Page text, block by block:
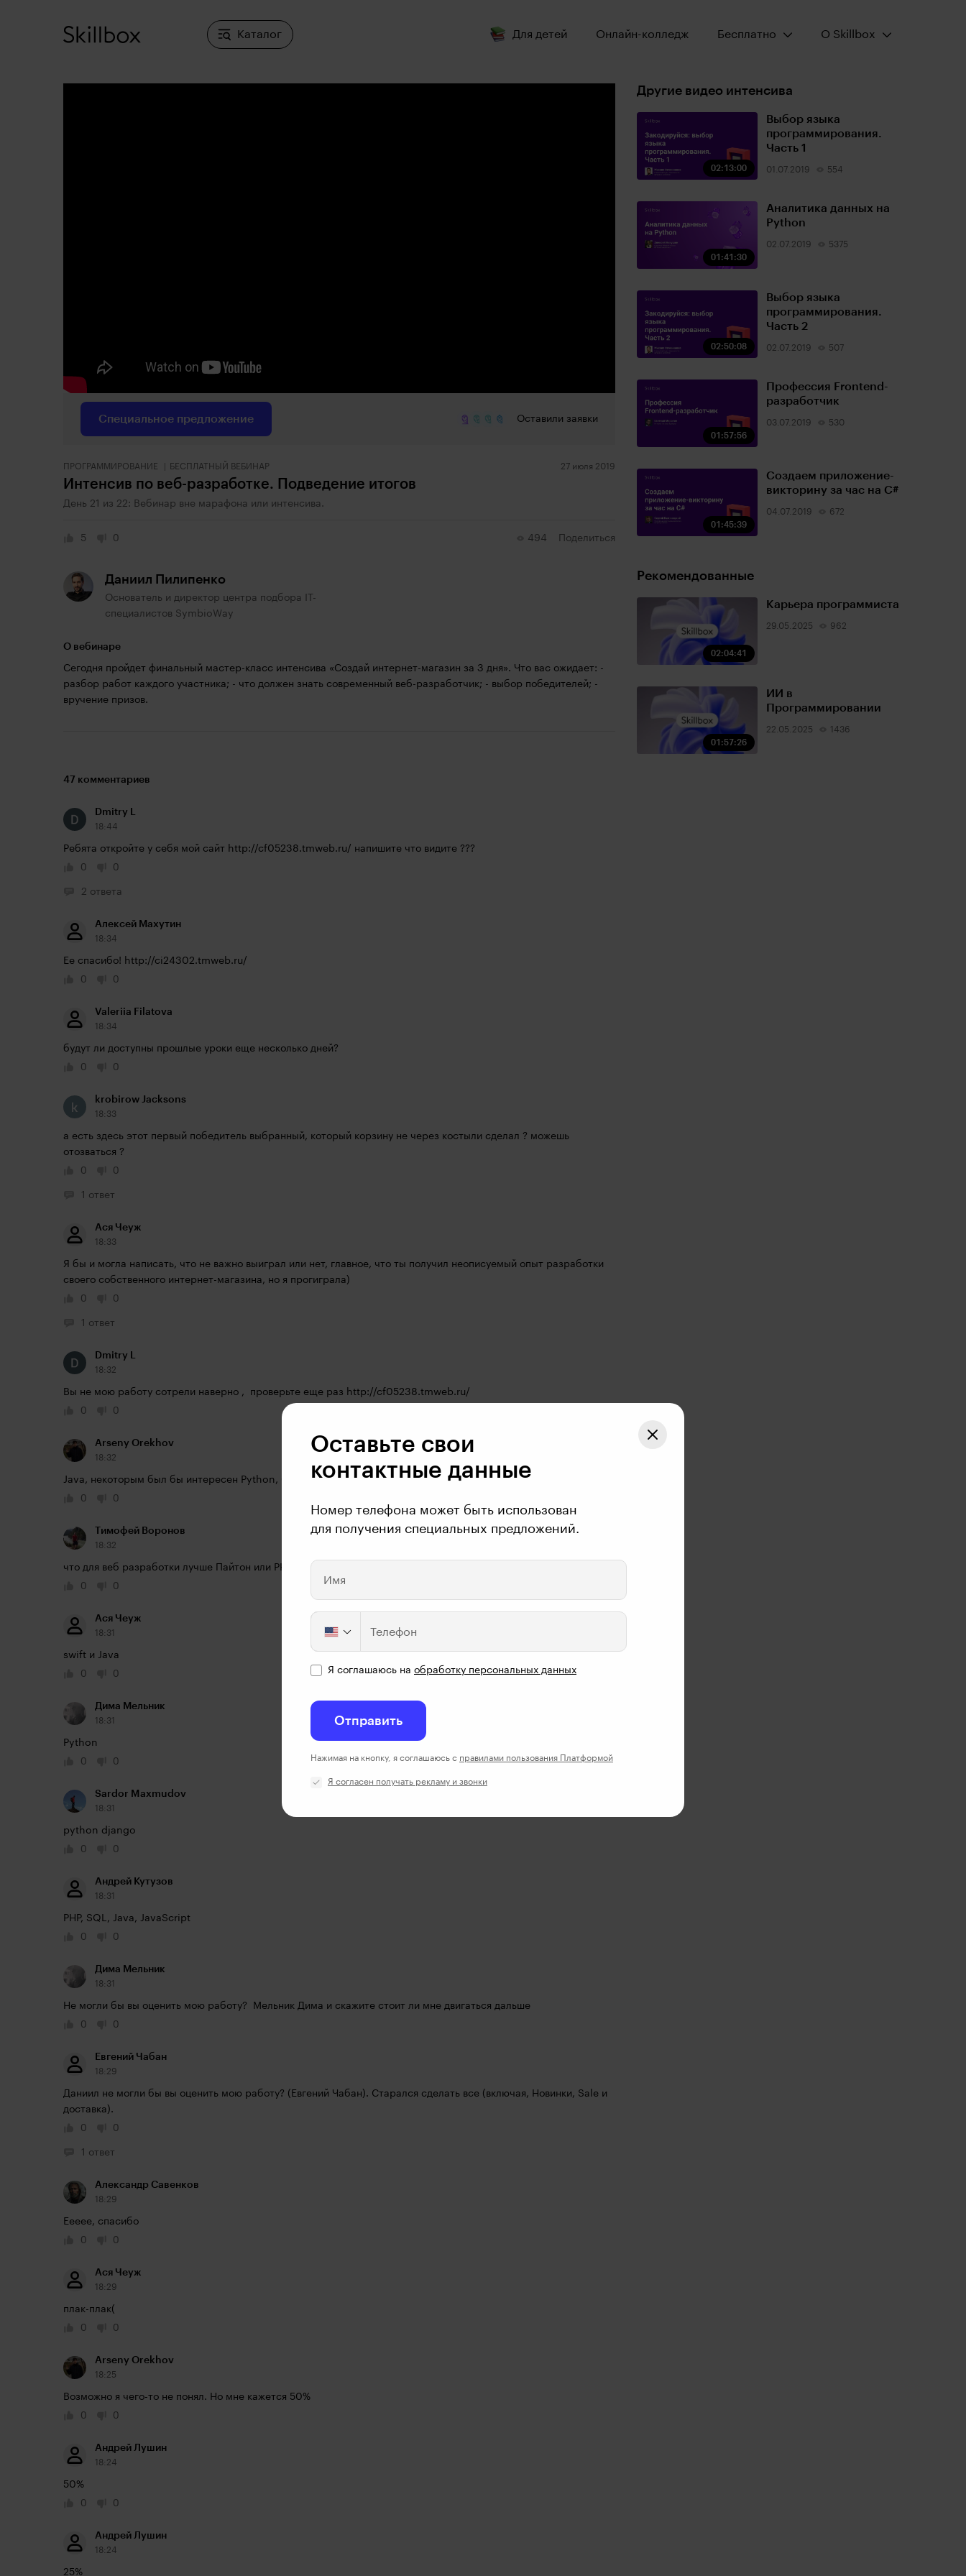
Каталог Для детей Онлайн-колледж Открыть меню:
Бесплатно Открыть меню:
О Skillbox
Специальное предложение Оставили заявки
ПРОГРАММИРОВАНИЕ БЕСПЛАТНЫЙ ВЕБИНАР 27 июля 2019
Интенсив по веб-разработке. Подведение итогов
День 21 из 22: Вебинар вне марафона или интенсива.
5 0 494 Поделиться
Даниил Пилипенко
Основатель и директор центра подбора IT-
специалистов SymbioWay
О вебинаре
Сегодня пройдет финальный мастер-класс интенсива «Создай интернет-магазин за 3 дня». Что вас ожидает: -
разбор работ каждого участника; - что должен знать современный веб-разработчик; - выбор победителей; -
вручение призов.
Другие видео интенсива
02:13:00
Выбор языка
программирования.
Часть 1
01.07.2019 554
01:41:30
Аналитика данных на
Python
02.07.2019 5375
02:50:08
Выбор языка
программирования.
Часть 2
02.07.2019 507
01:57:56
Профессия Frontend-
разработчик
03.07.2019 530
01:45:39
Создаем приложение-
викторину за час на C#
04.07.2019 672
Рекомендованные
02:04:41
Карьера программиста
29.05.2025 962
01:57:26
ИИ в
Программировании
22.05.2025 1436
47 комментариев
Dmitry L
18:44
Ребята откройте у себя мой сайт http://cf05238.tmweb.ru/ напишите что видите ???
0
0
2 ответа
Алексей Махутин
18:34
Ее спасибо! http://ci24302.tmweb.ru/
0
0
Valeriia Filatova
18:34
будут ли доступны прошлые уроки еще несколько дней?
0
0
krobirow Jacksons
18:33
а есть здесь этот первый победитель выбранный, который корзину не через костыли сделал ? можешь
отозваться ?
0
0
1 ответ
Ася Чеуж
18:33
Я бы и могла написать, что не важно выиграл или нет, главное, что ты получил неописуемый опыт разработки
своего собственного интернет-магазина, но я прогиграла)
0
0
1 ответ
Dmitry L
18:32
Вы не мою работу сотрели наверно ,  проверьте еще раз http://cf05238.tmweb.ru/
0
0
Arseny Orekhov
18:32
Java, некоторым был бы интересен Python, C++, пхп)
0
0
Тимофей Воронов
18:32
что для веб разработки лучше Пайтон или PHP?
0
0
Ася Чеуж
18:31
swift и Java
0
0
Дима Мельник
18:31
Python
0
0
Sardor Maxmudov
18:31
python django
0
0
Андрей Кутузов
18:31
PHP, SQL, Java, JavaScript
0
0
Дима Мельник
18:31
Не могли бы вы оценить мою работу?  Мельник Дима и скажите стоит ли мне двигаться дальше
0
0
Евгений Чабан
18:29
Даниил не могли бы вы оценить мою работу? (Евгений Чабан). Старался сделать все (включая, Новинки, Sale и
доставка).
0
0
1 ответ
Александр Савенков
18:29
Еееее, спасибо
0
0
Ася Чеуж
18:29
плак-плак(
0
0
Arseny Orekhov
18:25
Возможно я чего-то не понял. Но мне кажется 50%
0
0
Андрей Лушин
18:24
50%
0
0
Андрей Лушин
18:24
25%
Оставьте свои
контактные данные
Номер телефона может быть использован
для получения специальных предложений.
Имя
Телефон
Я соглашаюсь на обработку персональных данных
Отправить
Нажимая на кнопку, я соглашаюсь с правилами пользования Платформой
Я согласен получать рекламу и звонки